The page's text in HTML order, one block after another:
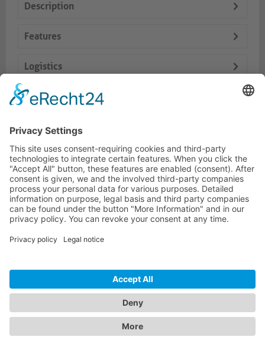
Description
Features
Logistics
Dokumente
Prod. similaires
HOTLINE ASSISTANCE
ONEAV.EU
NEWSLETTER